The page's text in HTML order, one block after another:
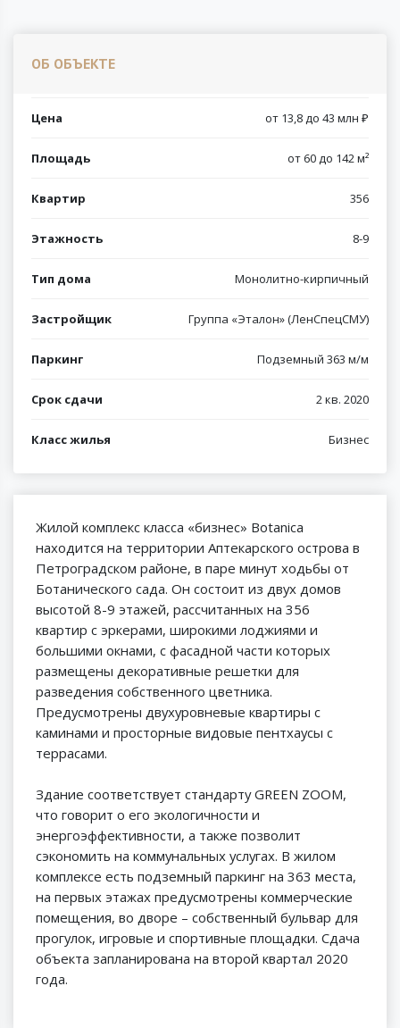
ОБ ОБЪЕКТЕ
Цена от 13,8 до 43 млн ₽
Площадь от 60 до 142 м²
Квартир 356
Этажность 8-9
Тип дома Монолитно-кирпичный
Застройщик Группа «Эталон» (ЛенСпецСМУ)
Паркинг Подземный 363 м/м
Срок сдачи 2 кв. 2020
Класс жилья Бизнес
Жилой комплекс класса «бизнес» Botanica
находится на территории Аптекарского острова в
Петроградском районе, в паре минут ходьбы от
Ботанического сада. Он состоит из двух домов
высотой 8-9 этажей, рассчитанных на 356
квартир с эркерами, широкими лоджиями и
большими окнами, с фасадной части которых
размещены декоративные решетки для
разведения собственного цветника.
Предусмотрены двухуровневые квартиры с
каминами и просторные видовые пентхаусы с
террасами.
Здание соответствует стандарту GREEN ZOOM,
что говорит о его экологичности и
энергоэффективности, а также позволит
сэкономить на коммунальных услугах. В жилом
комплексе есть подземный паркинг на 363 места,
на первых этажах предусмотрены коммерческие
помещения, во дворе – собственный бульвар для
прогулок, игровые и спортивные площадки. Сдача
объекта запланирована на второй квартал 2020
года.